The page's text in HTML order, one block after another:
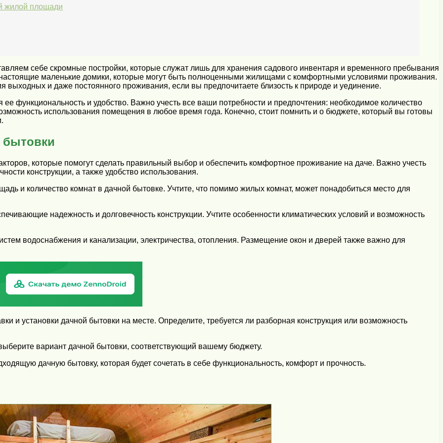
жилой площади
себе скромные постройки, которые служат лишь для хранения садового инвентаря и временного пребывания
маленькие домики, которые могут быть полноценными жилищами с комфортными условиями проживания.
и даже постоянного проживания, если вы предпочитаете близость к природе и уединение.
функциональность и удобство. Важно учесть все ваши потребности и предпочтения: необходимое количество
использования помещения в любое время года. Конечно, стоит помнить и о бюджете, который вы готовы
которые помогут сделать правильный выбор и обеспечить комфортное проживание на даче. Важно учесть
конструкции, а также удобство использования.
и количество комнат в дачной бытовке. Учтите, что помимо жилых комнат, может понадобиться место для
надежность и долговечность конструкции. Учтите особенности климатических условий и возможность
водоснабжения и канализации, электричества, отопления. Размещение окон и дверей также важно для
и установки дачной бытовки на месте. Определите, требуется ли разборная конструкция или возможность
вариант дачной бытовки, соответствующий вашему бюджету.
дачную бытовку, которая будет сочетать в себе функциональность, комфорт и прочность.